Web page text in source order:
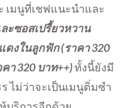
เมนูที่เชฟแนะนำและ
ะซอสเปรี้ยวหวาน
งในลูกฟัก (ราคา 320
า 320 บาท++)ทั้งนี้ยังมี
ไม่ว่าจะเป็นเมนูติ่มซำ